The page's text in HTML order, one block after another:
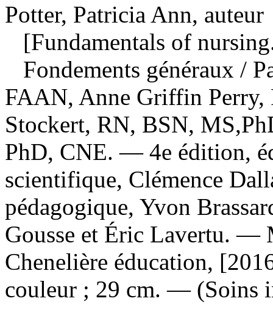
Potter, Patricia Ann, auteur
[Fundamentals of
Fondements généraux /
FAAN, Anne Griffin
Stockert, RN, BSN,
PhD, CNE. — 4e édition,
scientifique, Clémence
pédagogique, Yvon
Gousse et Éric Lavertu. —
Chenelière éducation,
couleur ; 29 cm. — (Soins